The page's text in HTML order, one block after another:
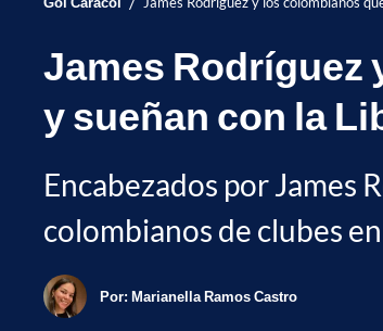
James Rodríguez
y sueñan con la
Encabezados por James
colombianos de clubes
Por: Marianella Ramos Castro